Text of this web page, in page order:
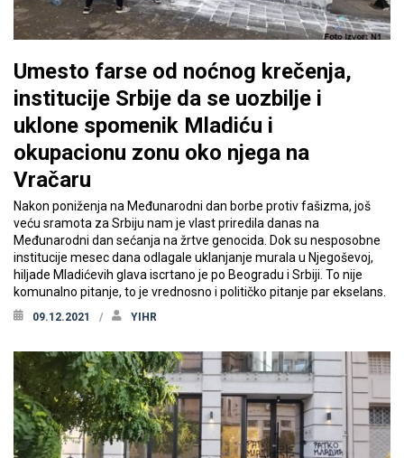
Umesto farse od noćnog krečenja,
institucije Srbije da se uozbilje i
uklone spomenik Mladiću i
okupacionu zonu oko njega na
Vračaru
Nakon poniženja na Međunarodni dan borbe protiv fašizma, još
veću sramota za Srbiju nam je vlast priredila danas na
Međunarodni dan sećanja na žrtve genocida. Dok su nesposobne
institucije mesec dana odlagale uklanjanje murala u Njegoševoj,
hiljade Mladićevih glava iscrtano je po Beogradu i Srbiji. To nije
komunalno pitanje, to je vrednosno i političko pitanje par ekselans.
09.12.2021 YIHR